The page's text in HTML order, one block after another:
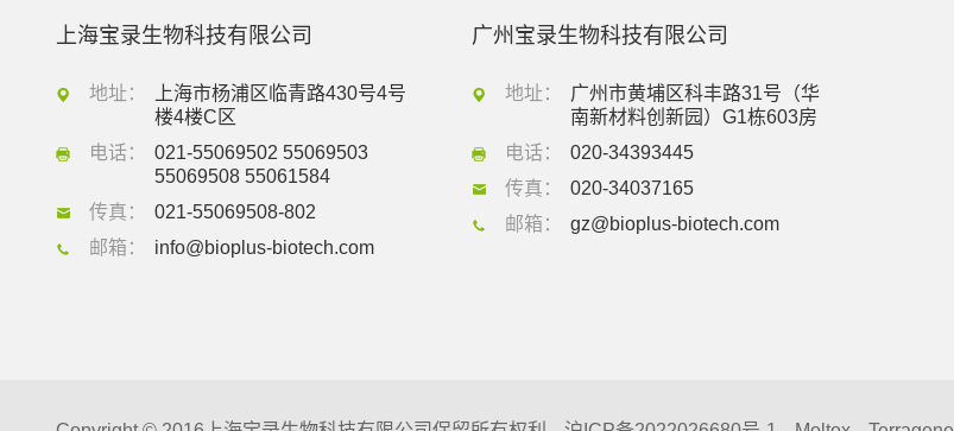
上海宝录生物科技有限公司
地址：
上海市杨浦区临青路430号4号
楼4楼C区
电话：
021-55069502 55069503
55069508 55061584
传真：
021-55069508-802
邮箱：
info@bioplus-biotech.com
广州宝录生物科技有限公司
地址：
广州市黄埔区科丰路31号（华
南新材料创新园）G1栋603房
电话：
020-34393445
传真：
020-34037165
邮箱：
gz@bioplus-biotech.com